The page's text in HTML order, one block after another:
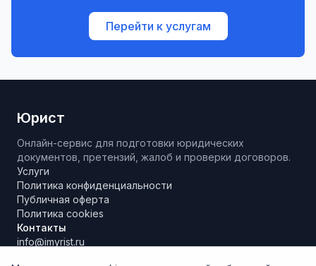
Перейти к услугам
Юрист
Онлайн-сервис для подготовки юридических
документов, претензий, жалоб и проверки договоров.
Услуги
Политика конфиденциальности
Публичная оферта
Политика cookies
Контакты
info@imyrist.ru